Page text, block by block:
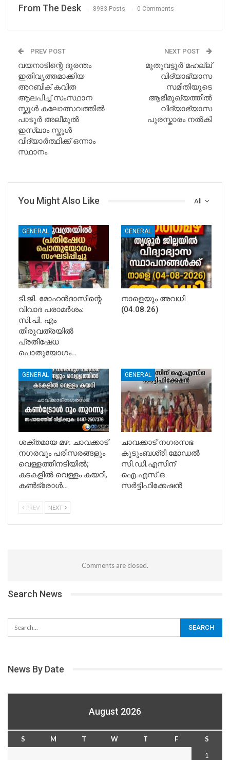
From The Desk 8983 Posts 0 Comments
PREV POST
വയനാടിന്റെ ദുരന്തം
ഇതിവൃത്തമാക്കിയ
അറബിക് കവിത
ആലപിച്ച് സംസ്ഥാന
സ്കൂൾ കലോത്സവത്തിൽ
പാടൂർ അലീമുൽ
ഇസ്‌ലാം സ്കൂൾ
വിദ്യാർത്ഥിക്ക് ഒന്നാം
സ്ഥാനം
NEXT POST
മുതുവട്ടൂർ മഹല്ല്
വിദ്യാഭ്യാസ
സമിതിയുടെ
ആഭിമുഖ്യത്തിൽ
വിദ്യാഭ്യാസ
പുരസ്കാരം നൽകി
All
You Might Also Like
GENERAL
ടി.ജി. മോഹൻദാസിന്റെ
വിവാദ പരാമർശം:
സി.പി. എം
തിരുവത്രയിൽ
പ്രതിഷേധ
പൊതുയോഗം…
GENERAL
നാളെയും അവധി
(04.08.26)
GENERAL
ശക്തമായ മഴ: ചാവക്കാട്
നഗരവും പരിസരങ്ങളും
വെള്ളത്തിനടിയിൽ;
കടകളിൽ വെള്ളം കയറി,
കൺട്രോൾ…
GENERAL
ചാവക്കാട് നഗരസഭ
കുടുംബശ്രീ മോഡൽ
സി.ഡി.എസിന്
ഐ.എസ്.ഒ
സർട്ടിഫിക്കേഷൻ
PREV NEXT
Comments are closed.
Search News
News By Date
August 2026
S M T W T F
S
1